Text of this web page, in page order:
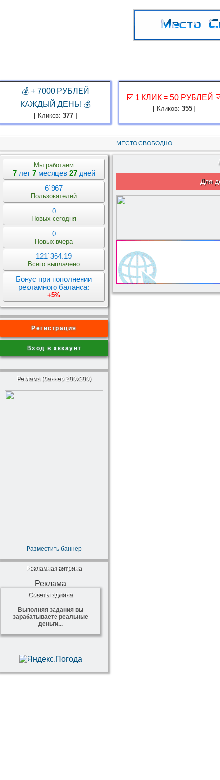
💰 + 7000 РУБЛЕЙ
КАЖДЫЙ ДЕНЬ! 💰
[ Кликов: 377]
☑️ 1 КЛИК = 50 РУБЛЕЙ
[ Кликов: 355]
МЕСТО СВОБОДНО
Мы работаем
7лет 7месяцев 27дней
6`967
Пользователей
0
Новых сегодня
0
Новых вчера
121`364.19
Всего выплачено
Бонус при пополнении
рекламного баланса:
+5%
Регистрация
Вход в аккаунт
Реклама (баннер 200x300)
Разместить баннер
Рекламная витрина
Реклама
Советы админа
Выполняя задания вы
зарабатываете реальные
деньги...
Для